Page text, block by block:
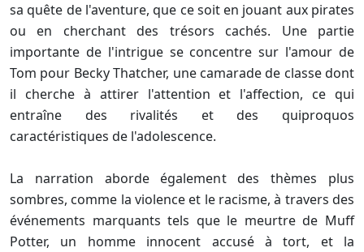
sa quête de l'aventure, que ce soit en jouant aux pirates
ou en cherchant des trésors cachés. Une partie
importante de l'intrigue se concentre sur l'amour de
Tom pour Becky Thatcher, une camarade de classe dont
il cherche à attirer l'attention et l'affection, ce qui
entraîne des rivalités et des quiproquos
caractéristiques de l'adolescence.
La narration aborde également des thèmes plus
sombres, comme la violence et le racisme, à travers des
événements marquants tels que le meurtre de Muff
Potter, un homme innocent accusé à tort, et la